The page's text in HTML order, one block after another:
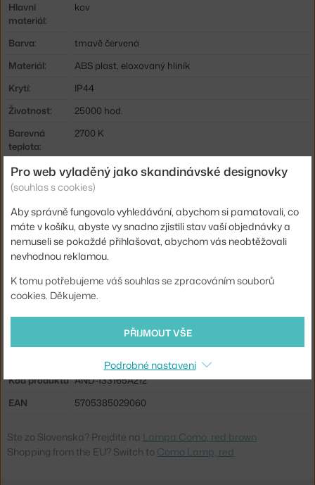
Hlavní
materiál:
kov
Barva:
tmavě červená
Materiál:
ABS plast, eloxovaný hliník
Krytí:
IP44
Životnost:
25000 hod.
Barevná
teplota:
2700 K
Zdroj
součástí:
ano
Patice / zdroj:
Distribuce
světla:
nepřímé světlo
Stmívatelné:
ano
Max Watt
(LED):
1 W
Info k
Doba svícení při plném nabití: 1 baterie: 11 hodin; 2
Kód produktu AND-133165A212
EAN
5705385029060
Ste zo Slovenska? Prejdite na Lampa Como, red brown
Shopping from the EU? Switch to Como Lamp, red
Pro web vyladěný jako skandinávské designovky
(souhlas s cookies)
Aby správně fungovalo vyhledávání, abychom si pamatovali, co
máte v košíku, abyste vy snadno zjistili stav vaší objednávky a
nemuseli se pokaždé přihlašovat, abychom vás neobtěžovali
nevhodnou reklamou.
K tomu potřebujeme váš souhlas se zpracováním souborů
cookies. Děkujeme.
PŘIJMOUT VŠE
Podrobné nastavení